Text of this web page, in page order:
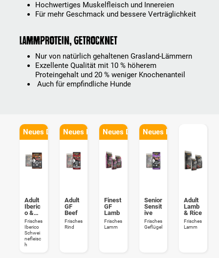
Hochwertiges Muskelfleisch und Innereien
Für mehr Geschmack und bessere Verträglichkeit
Lammprotein, getrocknet
Nur von natürlich gehaltenen Grasland-Lämmern
Exzellente Qualität mit 10 % höherem
Proteingehalt und 20 % weniger Knochenanteil
Auch für empfindliche Hunde
Neues Design
Adult
Iberic
o &
Rice
Frisches
Iberico
Schwei
nefleisc
h
Neues Design
Adult
GF
Beef
Frisches
Rind
Neues Design
Finest
GF
Lamb
Frisches
Lamm
Neues Design
Senior
Sensit
ive
Frisches
Geflügel
Adult
Lamb
& Rice
Frisches
Lamm